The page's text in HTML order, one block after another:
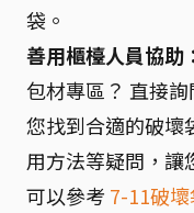
袋。
善用櫃檯人員協助
包材專區？ 直接
您找到合適的破壞
用方法等疑問，讓
可以參考 7-11破